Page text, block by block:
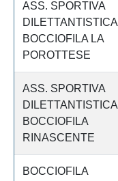
ASS. SPORTIVA
DILETTANTISTICA
BOCCIOFILA LA
POROTTESE
ASS. SPORTIVA
DILETTANTISTICA
BOCCIOFILA
RINASCENTE
BOCCIOFILA